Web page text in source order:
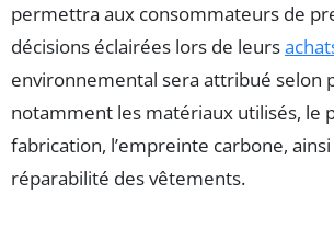
permettra aux consommateurs de
décisions éclairées lors de leurs
environnemental sera attribué selon
notamment les matériaux utilisés, le
fabrication, l’empreinte carbone,
réparabilité des vêtements.